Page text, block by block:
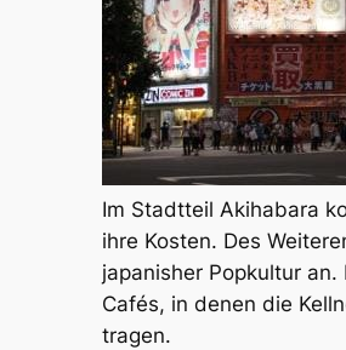
Im Stadtteil Akihabara
ihre Kosten. Des
japanisher Popkultur
Cafés, in denen die
tragen.